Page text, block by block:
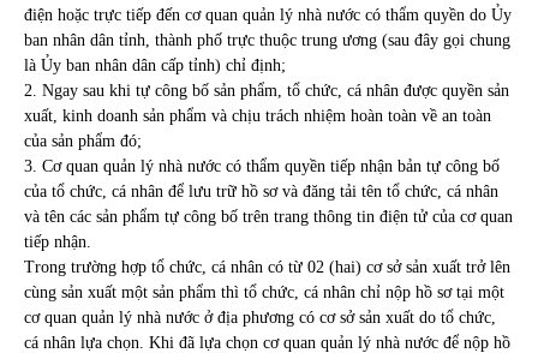
điện hoặc trực tiếp đến cơ quan quản lý nhà nước có thẩm quyền do Ủy
ban nhân dân tỉnh, thành phố trực thuộc trung ương (sau đây gọi chung
là Ủy ban nhân dân cấp tỉnh) chỉ định;
2. Ngay sau khi tự công bố sản phẩm, tổ chức, cá nhân được quyền sản
xuất, kinh doanh sản phẩm và chịu trách nhiệm hoàn toàn về an toàn
của sản phẩm đó;
3. Cơ quan quản lý nhà nước có thẩm quyền tiếp nhận bản tự công bố
của tổ chức, cá nhân để lưu trữ hồ sơ và đăng tải tên tổ chức, cá nhân
và tên các sản phẩm tự công bố trên trang thông tin điện tử của cơ quan
tiếp nhận.
Trong trường hợp tổ chức, cá nhân có từ 02 (hai) cơ sở sản xuất trở lên
cùng sản xuất một sản phẩm thì tổ chức, cá nhân chỉ nộp hồ sơ tại một
cơ quan quản lý nhà nước ở địa phương có cơ sở sản xuất do tổ chức,
cá nhân lựa chọn. Khi đã lựa chọn cơ quan quản lý nhà nước để nộp hồ